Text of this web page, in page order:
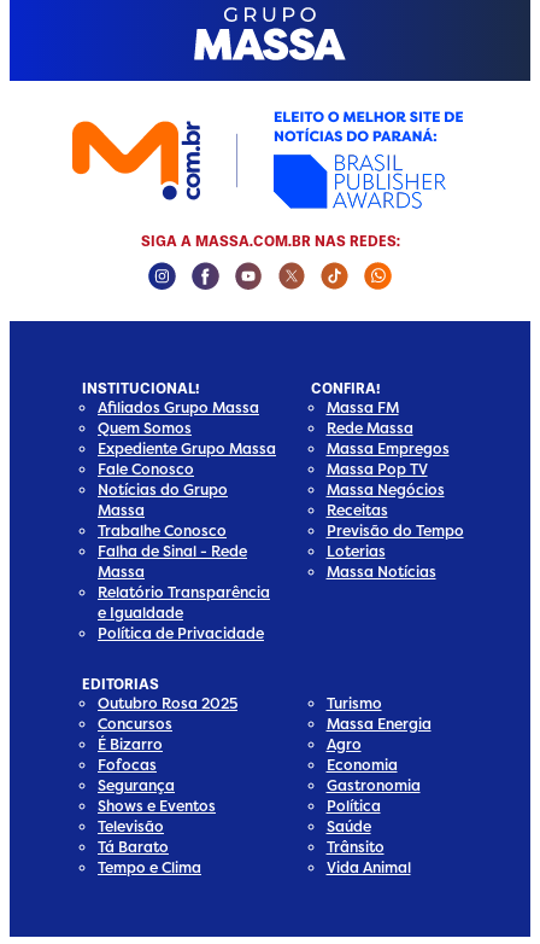
SIGA A MASSA.COM.BR NAS REDES:
Instagram Social Media
Facebook Social Media
Youtube Social Media
Twitter Social Media
Tiktok Social Media
Whatsapp
INSTITUCIONAL!
Afiliados Grupo Massa
Quem Somos
Expediente Grupo Massa
Fale Conosco
Notícias do Grupo
Massa
Trabalhe Conosco
Falha de Sinal - Rede
Massa
Relatório Transparência
e Igualdade
Política de Privacidade
CONFIRA!
Massa FM
Rede Massa
Massa Empregos
Massa Pop TV
Massa Negócios
Receitas
Previsão do Tempo
Loterias
Massa Notícias
EDITORIAS
Outubro Rosa 2025
Concursos
É Bizarro
Fofocas
Segurança
Shows e Eventos
Televisão
Tá Barato
Tempo e Clima
Turismo
Massa Energia
Agro
Economia
Gastronomia
Política
Saúde
Trânsito
Vida Animal